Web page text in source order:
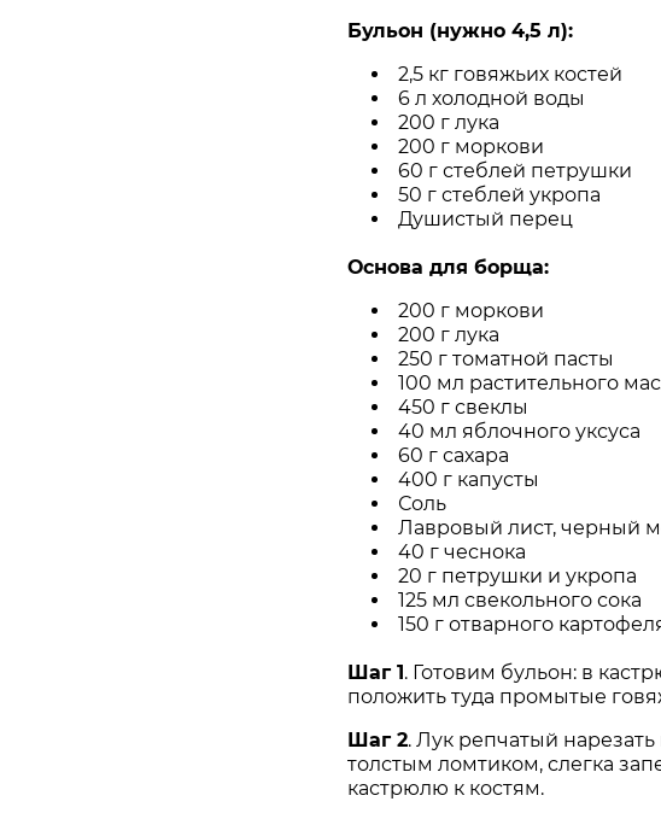
Бульон (нужно 4,5 л):
2,5 кг говяжьих костей
6 л холодной воды
200 г лука
200 г моркови
60 г стеблей петрушки
50 г стеблей укропа
Душистый перец
Основа для борща:
200 г моркови
200 г лука
250 г томатной пасты
100 мл растительного
450 г свеклы
40 мл яблочного уксуса
60 г сахара
400 г капусты
Соль
Лавровый лист, черный
40 г чеснока
20 г петрушки и укропа
125 мл свекольного сока
150 г отварного
Шаг 1. Готовим бульон: в
положить туда промытые
Шаг 2. Лук репчатый
толстым ломтиком, слегка
кастрюлю к костям.